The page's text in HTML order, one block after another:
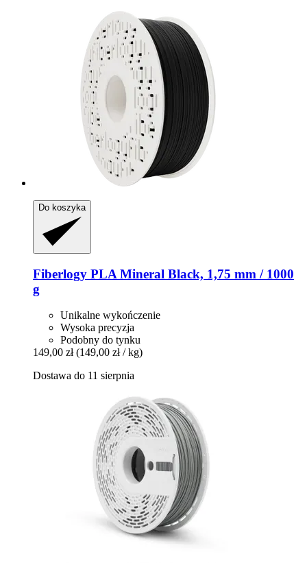
Do koszyka
Fiberlogy PLA Mineral Black, 1,75 mm / 1000
g
Unikalne wykończenie
Wysoka precyzja
Podobny do tynku
149,00 zł (149,00 zł / kg)
Dostawa do 11 sierpnia